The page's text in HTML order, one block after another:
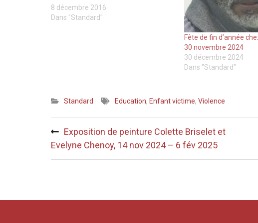
8 décembre 2016
Dans "Standard"
Fête de fin d’année
30 novembre 2024
30 décembre 2024
Dans "Standard"
Standard Education, Enfant victime, Violence
de
Exposition de peinture Colette Briselet et
Evelyne Chenoy, 14 nov 2024 – 6 fév 2025